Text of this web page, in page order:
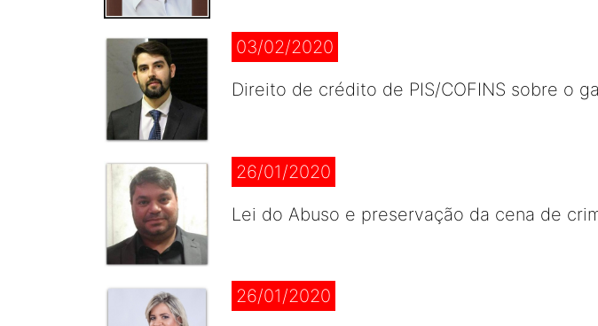
03/02/2020
Direito de crédito de PIS/COFINS sobre o
26/01/2020
Lei do Abuso e preservação da cena de
26/01/2020